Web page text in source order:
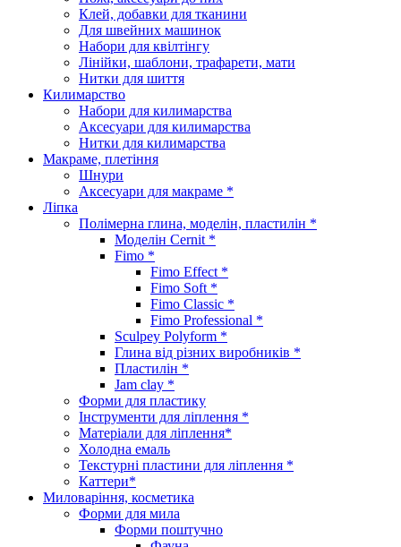
Клей, добавки для тканини
Для швейних машинок
Набори для квілтінгу
Лінійки, шаблони, трафарети, мати
Нитки для шиття
Килимарство
Набори для килимарства
Аксесуари для килимарства
Нитки для килимарства
Макраме, плетіння
Шнури
Аксесуари для макраме *
Ліпка
Полімерна глина, моделін, пластилін *
Моделін Cernit *
Fimo *
Fimo Effect *
Fimo Soft *
Fimo Classic *
Fimo Professional *
Sculpey Polyform *
Глина від різних виробників *
Пластилін *
Jam clay *
Форми для пластику
Інструменти для ліплення *
Матеріали для ліплення*
Холодна емаль
Текстурні пластини для ліплення *
Каттери*
Миловаріння, косметика
Форми для мила
Форми поштучно